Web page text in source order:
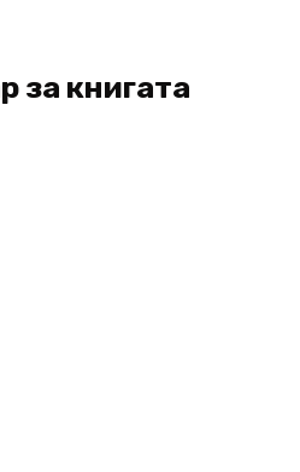
за книгата